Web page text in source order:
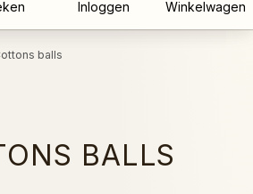
Inloggen Winkelwagen
balls
BALLS